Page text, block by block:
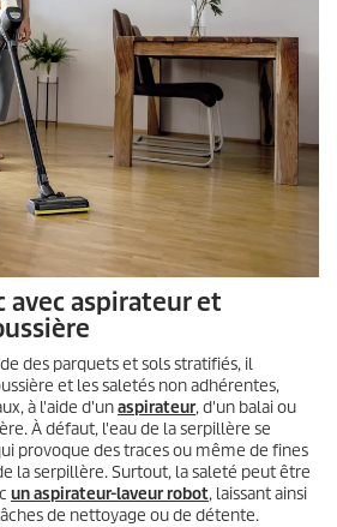
avec aspirateur et
des parquets et sols stratifiés, il
et les saletés non adhérentes,
à l'aide d'unaspirateur, d'un balai ou
À défaut, l'eau de la serpillère se
provoque des traces ou même de fines
la serpillère. Surtout, la saleté peut être
un aspirateur-laveur robot, laissant ainsi
de nettoyage ou de détente.